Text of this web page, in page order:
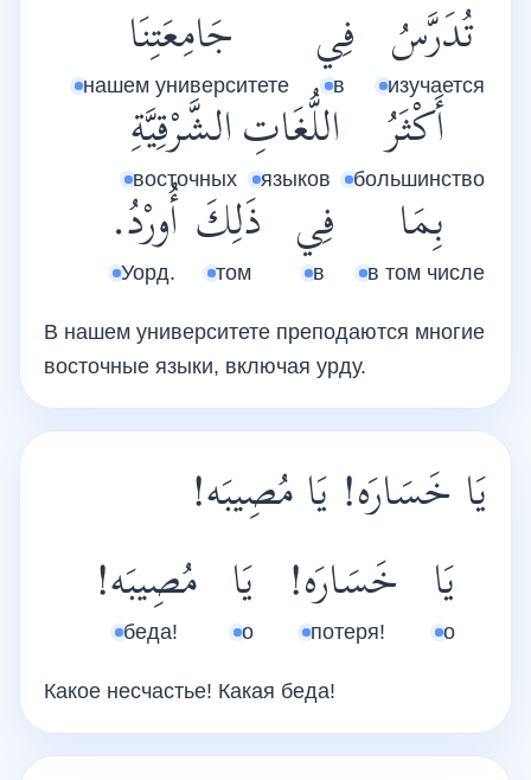
تُدَرَّسُ
изучается
فِي
в
جَامِعَتِنَا
нашем университете
أَكْثَرُ
большинство
اللُّغَاتِ
языков
الشَّرْقِيَّةِ
восточных
بِمَا
в том числе
فِي
в
ذَلِكَ
том
أُورْدُ.
Уорд.
В нашем университете преподаются многие
восточные языки, включая урду.
يَا خَسَارَه! يَا مُصِيبَه!
يَا
о
خَسَارَه!
потеря!
يَا
о
مُصِيبَه!
беда!
Какое несчастье! Какая беда!